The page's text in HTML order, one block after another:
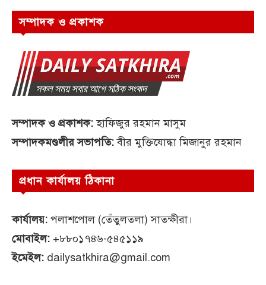
সম্পাদক ও প্রকাশক
সম্পাদক ও প্রকাশক:হাফিজুর রহমান মাসুম
সম্পাদকমণ্ডলীর সভাপতি:বীর মুক্তিযোদ্ধা মিজানুর রহমান
প্রধান কার্যালয় ঠিকানা
কার্যালয়: পলাশপোল (তেঁতুলতলা) সাতক্ষীরা।
মোবাইল: +৮৮০১৭৪৬-৫৪৫১১৯
ইমেইল: dailysatkhira@gmail.com